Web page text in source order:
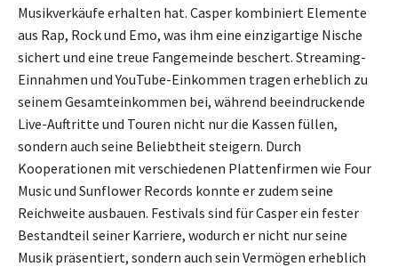
Musikverkäufe erhalten hat. Casper kombiniert Elemente
aus Rap, Rock und Emo, was ihm eine einzigartige Nische
sichert und eine treue Fangemeinde beschert. Streaming-
Einnahmen und YouTube-Einkommen tragen erheblich zu
seinem Gesamteinkommen bei, während beeindruckende
Live-Auftritte und Touren nicht nur die Kassen füllen,
sondern auch seine Beliebtheit steigern. Durch
Kooperationen mit verschiedenen Plattenfirmen wie Four
Music und Sunflower Records konnte er zudem seine
Reichweite ausbauen. Festivals sind für Casper ein fester
Bestandteil seiner Karriere, wodurch er nicht nur seine
Musik präsentiert, sondern auch sein Vermögen erheblich